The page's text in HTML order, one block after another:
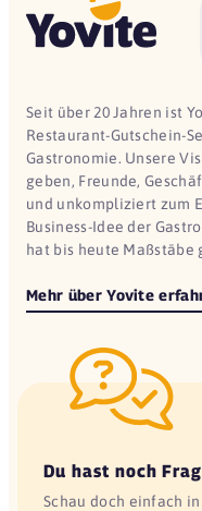
Seit über 20 Jahren ist
Restaurant-Gutschein-
Gastronomie. Unsere
geben, Freunde,
und unkompliziert zum
Business-Idee der
hat bis heute Maßstäbe
Mehr über Yovite
Du hast noch
Schau doch einfach